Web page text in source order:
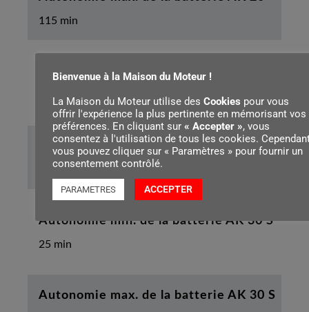
115 min
Autonomie min. de la batterie AK 30
25 min
Autonomie max. de la batterie AK 30
140 min
Autonomie min. de la batterie AK 30 S
25 min
Autonomie max. de la batterie AK 30 S
Bienvenue à la Maison du Moteur !
La Maison du Moteur utilise des Cookies pour vous
offrir l'expérience la plus pertinente en mémorisant vos
préférences. En cliquant sur « Accepter », vous
consentez à l'utilisation de tous les cookies.
vous pouvez cliquer sur « Paramètres » pour fournir un
consentement contrôlé.
PARAMETRES ACCEPTER